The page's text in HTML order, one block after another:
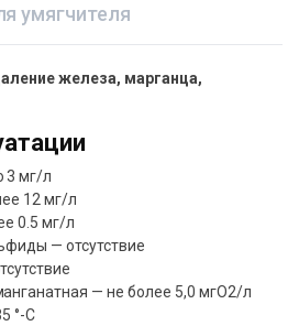
умягчителя
железа, марганца,
3 мг/л
12 мг/л
0.5 мг/л
— отсутствие
— не более 5,0 мгО2/л
°-C